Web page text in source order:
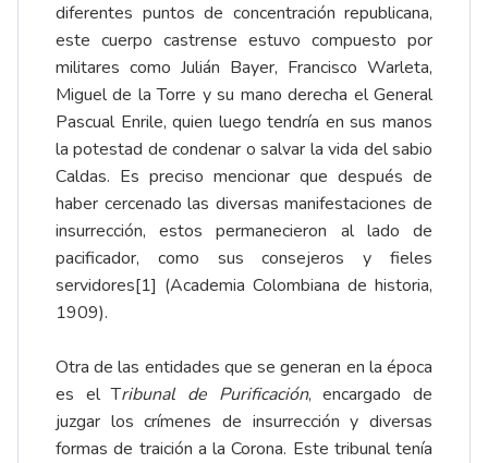
diferentes puntos de concentración republicana,
este cuerpo castrense estuvo compuesto por
militares como Julián Bayer, Francisco Warleta,
Miguel de la Torre y su mano derecha el General
Pascual Enrile, quien luego tendría en sus manos
la potestad de condenar o salvar la vida del sabio
Caldas. Es preciso mencionar que después de
haber cercenado las diversas manifestaciones de
insurrección, estos permanecieron al lado de
pacificador, como sus consejeros y fieles
servidores[1] (Academia Colombiana de historia,
1909).
Otra de las entidades que se generan en la época
es el Tribunal de Purificación, encargado de
juzgar los crímenes de insurrección y diversas
formas de traición a la Corona. Este tribunal tenía